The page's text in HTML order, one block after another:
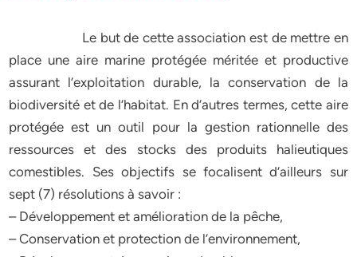
Le but de cette association est de mettre en
place une aire marine protégée méritée et productive
assurant l’exploitation durable, la conservation de la
biodiversité et de l’habitat. En d’autres termes, cette aire
protégée est un outil pour la gestion rationnelle des
ressources et des stocks des produits halieutiques
comestibles. Ses objectifs se focalisent d’ailleurs sur
sept (7) résolutions à savoir :
– Développement et amélioration de la pêche,
– Conservation et protection de l’environnement,